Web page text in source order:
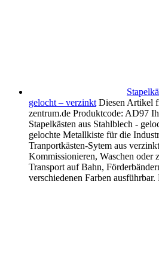
gelocht – verzinkt Diesen Artikel
zentrum.de Produktcode: AD97
Stapelkästen aus Stahlblech -
gelochte Metallkiste für die
Tranportkästen-Sytem aus
Kommissionieren, Waschen oder
Transport auf Bahn,
verschiedenen Farben ausführbar.